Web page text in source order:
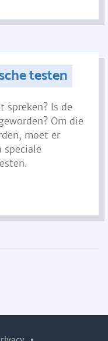
testen
spreken? Is de
Om die
moet er
speciale